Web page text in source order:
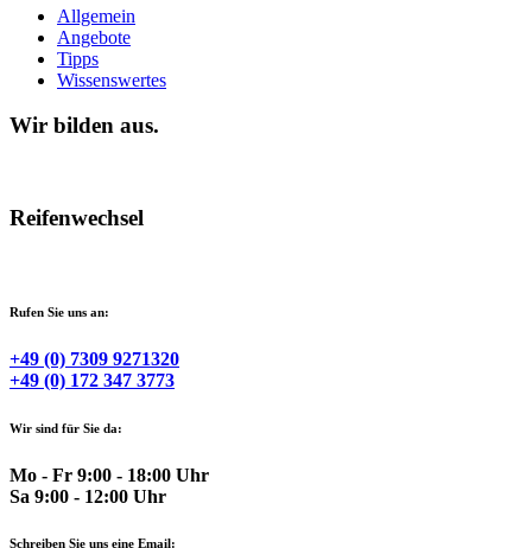
Allgemein
Angebote
Tipps
Wissenswertes
Wir bilden aus.
Reifenwechsel
Rufen Sie uns an:
+49 (0) 7309 9271320
+49 (0) 172 347 3773
Wir sind für Sie da:
Mo - Fr 9:00 - 18:00 Uhr
Sa 9:00 - 12:00 Uhr
Schreiben Sie uns eine Email: